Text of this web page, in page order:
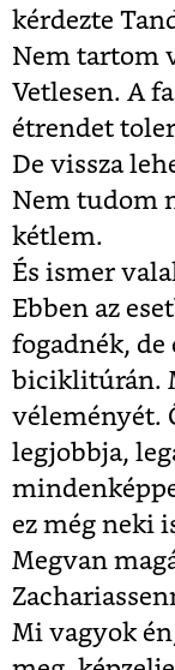
kérdezte
Nem tartom
Vetlesen. A
étrendet
De vissza
Nem tudom
kétlem.
És ismer
Ebben az
fogadnék, de
biciklitúrán.
véleményét.
legjobbja,
ez még neki
Megvan
Mi vagyok